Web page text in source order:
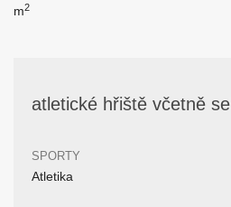
m2
atletické hřiště včetně
SPORTY
Atletika